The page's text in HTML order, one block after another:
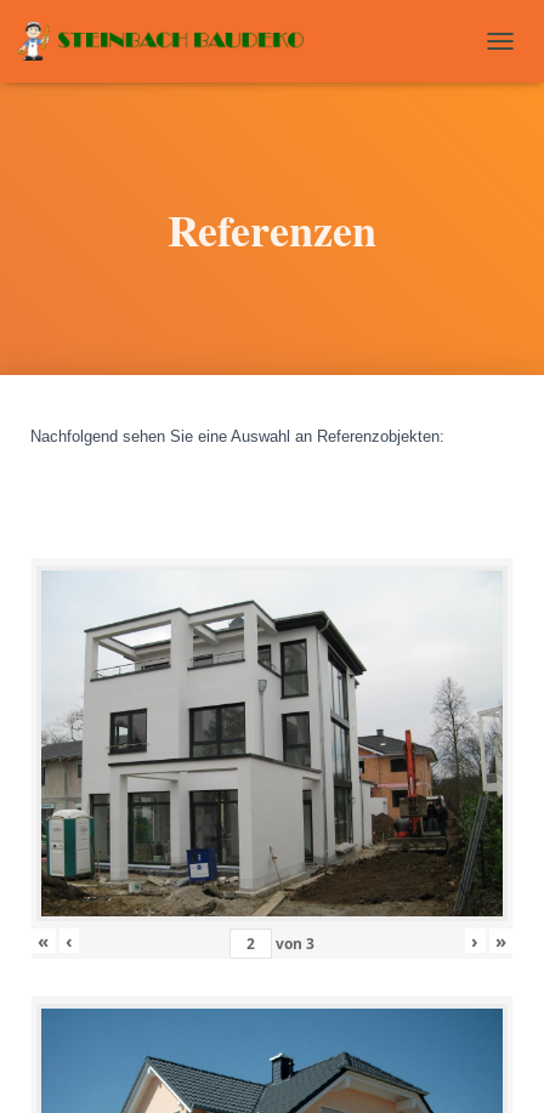
O
Referenzen
Nachfolgend sehen Sie eine Auswahl an Referenzobjekten:
« ‹ von 3 › »